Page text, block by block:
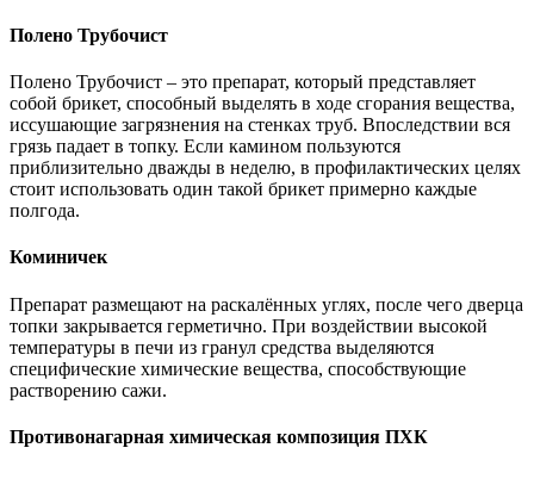
Полено Трубочист
Полено Трубочист – это препарат, который представляет
собой брикет, способный выделять в ходе сгорания вещества,
иссушающие загрязнения на стенках труб. Впоследствии вся
грязь падает в топку. Если камином пользуются
приблизительно дважды в неделю, в профилактических целях
стоит использовать один такой брикет примерно каждые
полгода.
Коминичек
Препарат размещают на раскалённых углях, после чего дверца
топки закрывается герметично. При воздействии высокой
температуры в печи из гранул средства выделяются
специфические химические вещества, способствующие
растворению сажи.
Противонагарная химическая композиция ПХК